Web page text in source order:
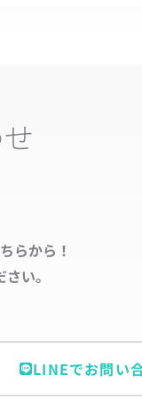
らから！
い。
LINEでお問い